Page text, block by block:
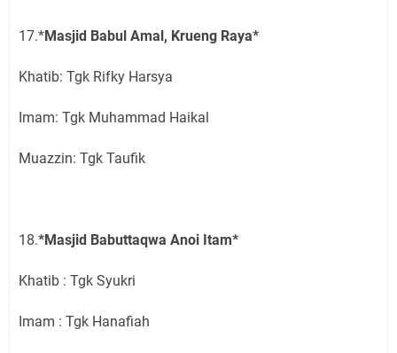
17.*Masjid Babul Amal, Krueng Raya*
Khatib: Tgk Rifky Harsya
Imam: Tgk Muhammad Haikal
Muazzin: Tgk Taufik
18.*Masjid Babuttaqwa Anoi Itam*
Khatib : Tgk Syukri
Imam : Tgk Hanafiah